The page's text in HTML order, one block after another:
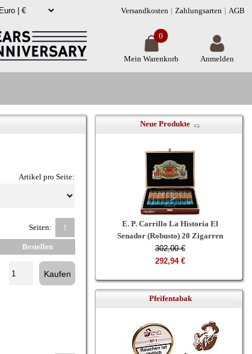
Versandkosten Zahlungsarten AGB
Anmelden
Mein Warenkorb
0
Artikel pro Seite:
Seiten: 1
Bestellen
Neue Produkte
E. P. Carrillo La Historia El
Senador (Robusto) 20 Zigarren
302,00 €
292,94 €
Pfeifentabak